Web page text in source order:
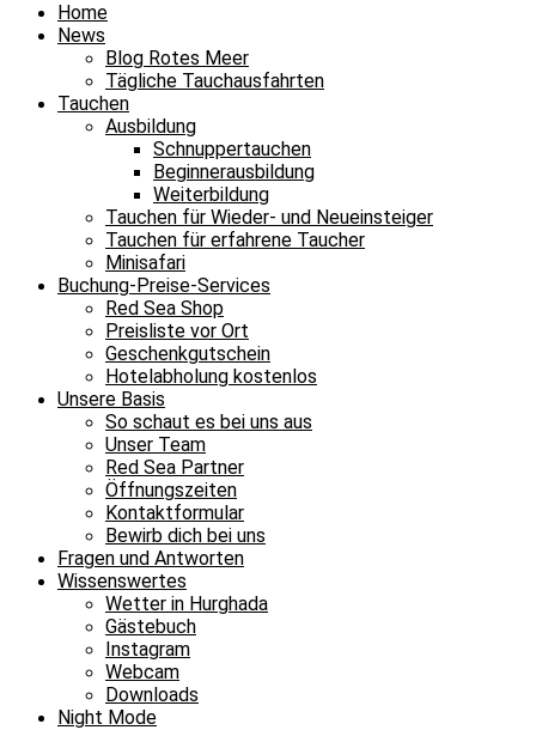
Home
News
Blog Rotes Meer
Tägliche Tauchausfahrten
Tauchen
Ausbildung
Schnuppertauchen
Beginnerausbildung
Weiterbildung
Tauchen für Wieder- und Neueinsteiger
Tauchen für erfahrene Taucher
Minisafari
Buchung-Preise-Services
Red Sea Shop
Preisliste vor Ort
Geschenkgutschein
Hotelabholung kostenlos
Unsere Basis
So schaut es bei uns aus
Unser Team
Red Sea Partner
Öffnungszeiten
Kontaktformular
Bewirb dich bei uns
Fragen und Antworten
Wissenswertes
Wetter in Hurghada
Gästebuch
Instagram
Webcam
Downloads
Night Mode